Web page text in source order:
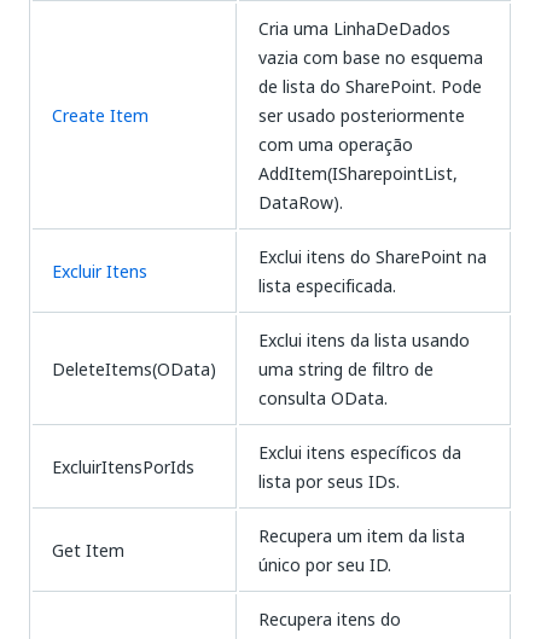
Create Item
Cria uma LinhaDeDados
vazia com base no esquema
de lista do SharePoint. Pode
ser usado posteriormente
com uma operação
AddItem(ISharepointList,
DataRow).
Excluir Itens
Exclui itens do SharePoint na
lista especificada.
DeleteItems(OData)
Exclui itens da lista usando
uma string de filtro de
consulta OData.
ExcluirItensPorIds
Exclui itens específicos da
lista por seus IDs.
Get Item
Recupera um item da lista
único por seu ID.
Recupera itens do